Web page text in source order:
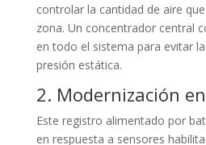
controlar la cantidad de aire
zona. Un concentrador central
en todo el sistema para evitar
presión estática.
2. Modernización
Este registro alimentado por
en respuesta a sensores